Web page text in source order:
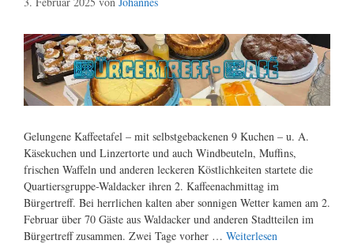
Gelungene Kaffeetafel – mit selbstgebackenen 9 Kuchen – u. A.
Käsekuchen und Linzertorte und auch Windbeuteln, Muffins,
frischen Waffeln und anderen leckeren Köstlichkeiten startete die
Quartiersgruppe-Waldacker ihren 2. Kaffeenachmittag im
Bürgertreff. Bei herrlichen kalten aber sonnigen Wetter kamen am 2.
Februar über 70 Gäste aus Waldacker und anderen Stadtteilen im
Bürgertreff zusammen. Zwei Tage vorher … Weiterlesen